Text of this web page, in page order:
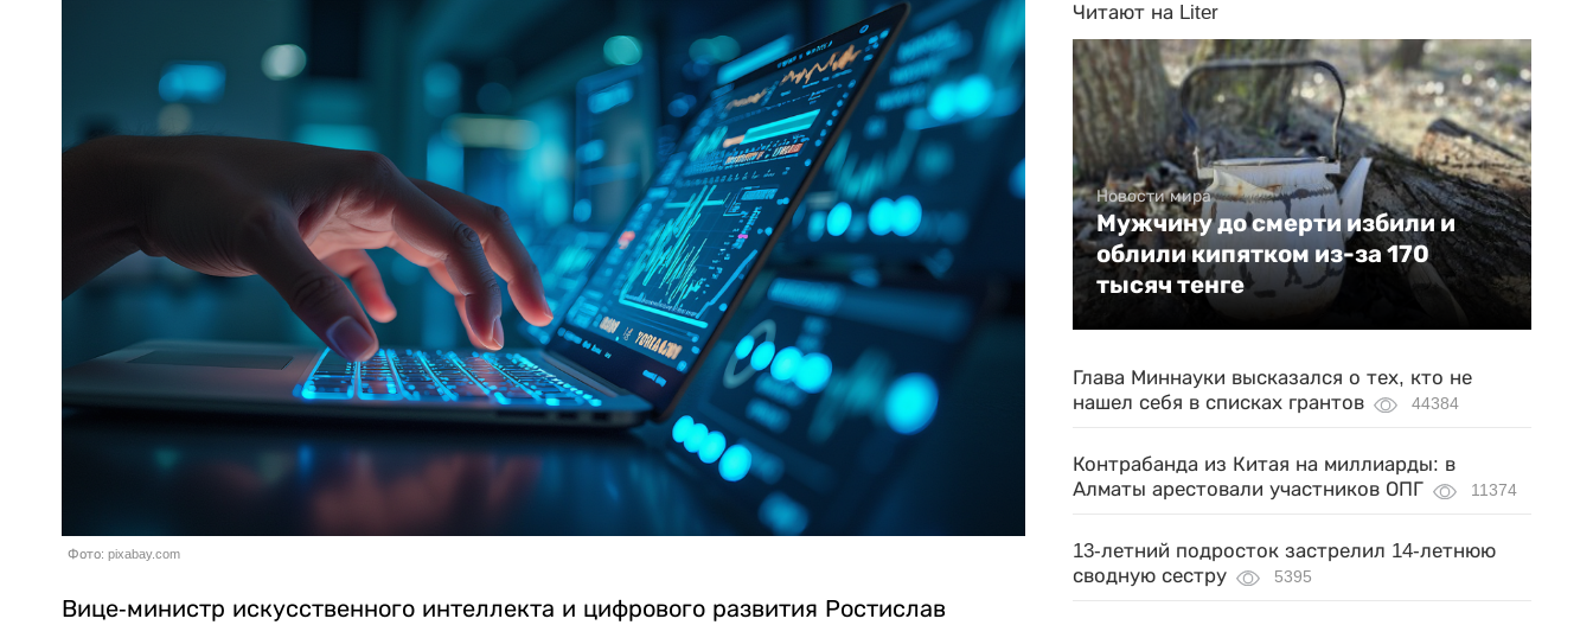
Фото: pixabay.com
Вице-министр искусственного интеллекта и цифрового развития Ростислав
Читают на Liter
Новости мира
Мужчину до смерти избили и
облили кипятком из-за 170
тысяч тенге
Глава Миннауки высказался о тех, кто не
нашел себя в списках грантов
44384
Контрабанда из Китая на миллиарды: в
Алматы арестовали участников ОПГ
11374
13-летний подросток застрелил 14-летнюю
сводную сестру
5395